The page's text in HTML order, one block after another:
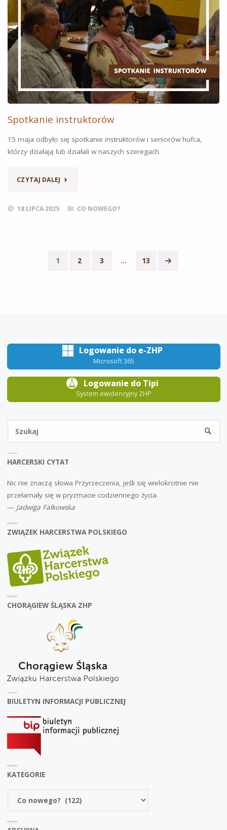
Spotkanie instruktorów
15 maja odbyło się spotkanie instruktorów i seniorów hufca,
którzy działają lub działali w naszych szeregach.
CZYTAJ DALEJ „SPOTKANIE
18 LIPCA 2025
CO NOWEGO?
1 2 3 … 13
Logowanie do e-ZHP
Microsoft 365
Logowanie do Tipi
System ewidencyjny ZHP
HARCERSKI CYTAT
Nic nie znaczą słowa Przyrzeczenia, jeśli się wielokrotnie nie
przełamały się w pryzmacie codziennego życia.
— Jadwiga Falkowska
ZWIĄZEK HARCERSTWA POLSKIEGO
CHORĄGIEW ŚLĄSKA ZHP
BIULETYN INFORMACJI PUBLICZNEJ
KATEGORIE